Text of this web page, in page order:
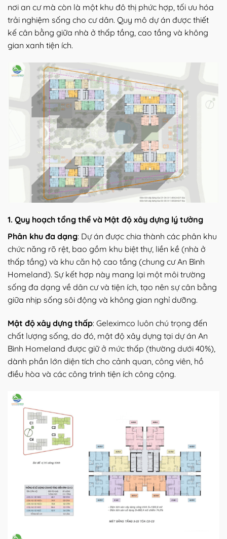
nơi an cư mà còn là một khu đô thị phức hợp, tối ưu hóa
trải nghiệm sống cho cư dân. Quy mô dự án được thiết
kế cân bằng giữa nhà ở thấp tầng, cao tầng và không
gian xanh tiện ích.
1. Quy hoạch tổng thể và Mật độ xây dựng lý tưởng
Phân khu đa dạng: Dự án được chia thành các phân khu
chức năng rõ rệt, bao gồm khu biệt thự, liền kề (nhà ở
thấp tầng) và khu căn hộ cao tầng (chung cư An Bình
Homeland). Sự kết hợp này mang lại một môi trường
sống đa dạng về dân cư và tiện ích, tạo nên sự cân bằng
giữa nhịp sống sôi động và không gian nghỉ dưỡng.
Mật độ xây dựng thấp: Geleximco luôn chú trọng đến
chất lượng sống, do đó, mật độ xây dựng tại dự án An
Bình Homeland được giữ ở mức thấp (thường dưới 40%),
dành phần lớn diện tích cho cảnh quan, công viên, hồ
điều hòa và các công trình tiện ích công cộng.